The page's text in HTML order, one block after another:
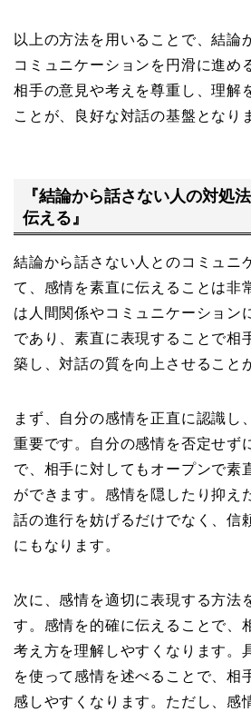
以上の方法を用いることで、結論
コミュニケーションを円滑に進め
相手の意見や考えを尊重し、理解
ことが、良好な対話の基盤となり
『結論から話さない人の対処
伝える』
結論から話さない人とのコミュニ
て、感情を素直に伝えることは非
は人間関係やコミュニケーション
であり、素直に表現することで相
築し、対話の質を向上させること
まず、自分の感情を正直に認識し
重要です。自分の感情を否定せず
で、相手に対してもオープンで素
ができます。感情を隠したり抑え
話の進行を妨げるだけでなく、信
にもなります。
次に、感情を適切に表現する方法
す。感情を的確に伝えることで、
考え方を理解しやすくなります。
を使って感情を述べることで、相
感しやすくなります。ただし、感